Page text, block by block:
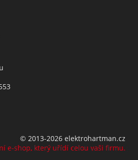
© 2013-2026 elektrohartman.cz
e-shop, který uřídí celou vaši firmu.